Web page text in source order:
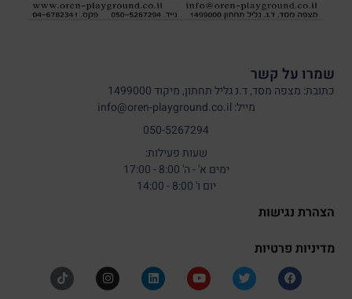
שמרו על קשר
כתובת: מצפה מסד, ד.נ גליל תחתון, מיקוד 1499000
מייל: info@oren-playground.co.il
050-5267294
שעות פעילות:
ימים א' - ה' 8:00 - 17:00
יום ו' 8:00 - 14:00
הצהרת נגישות
מדיניות פרטיות